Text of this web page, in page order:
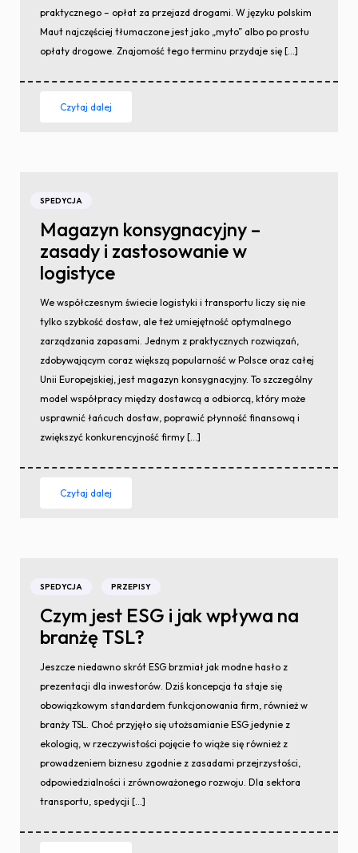
praktycznego – opłat za przejazd drogami. W języku polskim
Maut najczęściej tłumaczone jest jako „myto” albo po prostu
opłaty drogowe. Znajomość tego terminu przydaje się […]
Czytaj dalej
SPEDYCJA
Magazyn konsygnacyjny –
zasady i zastosowanie w
logistyce
We współczesnym świecie logistyki i transportu liczy się nie
tylko szybkość dostaw, ale też umiejętność optymalnego
zarządzania zapasami. Jednym z praktycznych rozwiązań,
zdobywającym coraz większą popularność w Polsce oraz całej
Unii Europejskiej, jest magazyn konsygnacyjny. To szczególny
model współpracy między dostawcą a odbiorcą, który może
usprawnić łańcuch dostaw, poprawić płynność finansową i
zwiększyć konkurencyjność firmy […]
Czytaj dalej
SPEDYCJA PRZEPISY
Czym jest ESG i jak wpływa na
branżę TSL?
Jeszcze niedawno skrót ESG brzmiał jak modne hasło z
prezentacji dla inwestorów. Dziś koncepcja ta staje się
obowiązkowym standardem funkcjonowania firm, również w
branży TSL. Choć przyjęło się utożsamianie ESG jedynie z
ekologią, w rzeczywistości pojęcie to wiąże się również z
prowadzeniem biznesu zgodnie z zasadami przejrzystości,
odpowiedzialności i zrównoważonego rozwoju. Dla sektora
transportu, spedycji […]